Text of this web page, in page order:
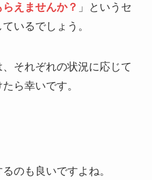
えませんか？ 」というセ
いるでしょう。
それぞれの状況に応じて
ら幸いです。
のも良いですよね。